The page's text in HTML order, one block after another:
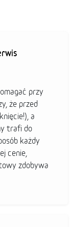
przy
że przed
a
trafi do
każdy
cenie,
zdobywa